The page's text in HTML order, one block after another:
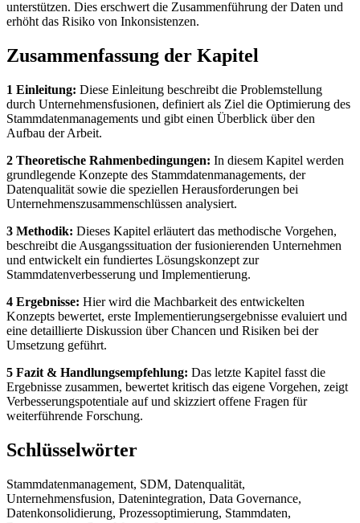
unterstützen. Dies erschwert die Zusammenführung der Daten und
erhöht das Risiko von Inkonsistenzen.
Zusammenfassung der Kapitel
1 Einleitung: Diese Einleitung beschreibt die Problemstellung
durch Unternehmensfusionen, definiert als Ziel die Optimierung des
Stammdatenmanagements und gibt einen Überblick über den
Aufbau der Arbeit.
2 Theoretische Rahmenbedingungen: In diesem Kapitel werden
grundlegende Konzepte des Stammdatenmanagements, der
Datenqualität sowie die speziellen Herausforderungen bei
Unternehmenszusammenschlüssen analysiert.
3 Methodik: Dieses Kapitel erläutert das methodische Vorgehen,
beschreibt die Ausgangssituation der fusionierenden Unternehmen
und entwickelt ein fundiertes Lösungskonzept zur
Stammdatenverbesserung und Implementierung.
4 Ergebnisse: Hier wird die Machbarkeit des entwickelten
Konzepts bewertet, erste Implementierungsergebnisse evaluiert und
eine detaillierte Diskussion über Chancen und Risiken bei der
Umsetzung geführt.
5 Fazit & Handlungsempfehlung: Das letzte Kapitel fasst die
Ergebnisse zusammen, bewertet kritisch das eigene Vorgehen, zeigt
Verbesserungspotentiale auf und skizziert offene Fragen für
weiterführende Forschung.
Schlüsselwörter
Stammdatenmanagement, SDM, Datenqualität,
Unternehmensfusion, Datenintegration, Data Governance,
Datenkonsolidierung, Prozessoptimierung, Stammdaten,